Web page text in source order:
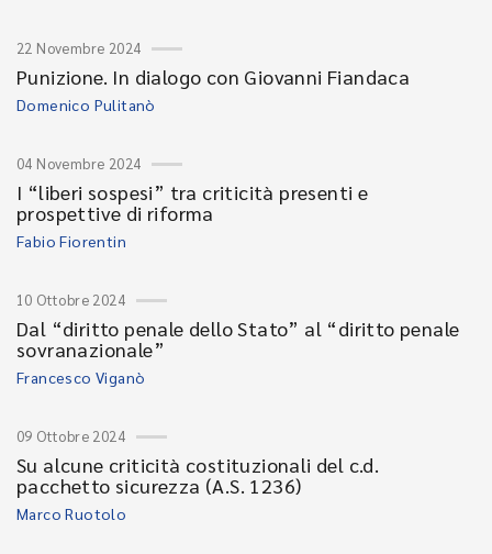
22 Novembre 2024
Punizione. In dialogo con Giovanni Fiandaca
Domenico Pulitanò
04 Novembre 2024
I “liberi sospesi” tra criticità presenti e
prospettive di riforma
Fabio Fiorentin
10 Ottobre 2024
Dal “diritto penale dello Stato” al “diritto penale
sovranazionale”
Francesco Viganò
09 Ottobre 2024
Su alcune criticità costituzionali del c.d.
pacchetto sicurezza (A.S. 1236)
Marco Ruotolo